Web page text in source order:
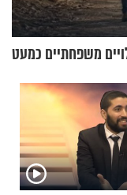
20 רעיונות לבילויים משפחתיים כמעט